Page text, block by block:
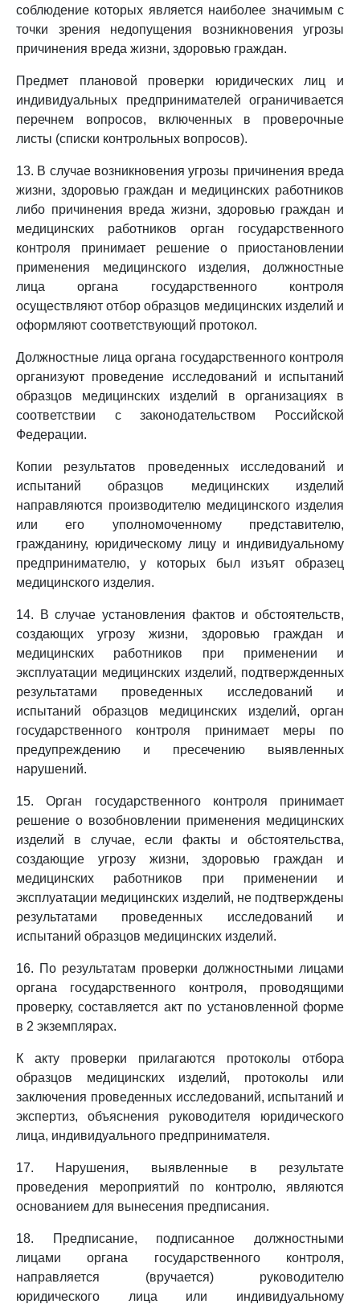
соблюдение которых является наиболее значимым с
точки зрения недопущения возникновения угрозы
причинения вреда жизни, здоровью граждан.
Предмет плановой проверки юридических лиц и
индивидуальных предпринимателей ограничивается
перечнем вопросов, включенных в проверочные
листы (списки контрольных вопросов).
13. В случае возникновения угрозы причинения вреда
жизни, здоровью граждан и медицинских работников
либо причинения вреда жизни, здоровью граждан и
медицинских работников орган государственного
контроля принимает решение о приостановлении
применения медицинского изделия, должностные
лица органа государственного контроля
осуществляют отбор образцов медицинских изделий и
оформляют соответствующий протокол.
Должностные лица органа государственного контроля
организуют проведение исследований и испытаний
образцов медицинских изделий в организациях в
соответствии с законодательством Российской
Федерации.
Копии результатов проведенных исследований и
испытаний образцов медицинских изделий
направляются производителю медицинского изделия
или его уполномоченному представителю,
гражданину, юридическому лицу и индивидуальному
предпринимателю, у которых был изъят образец
медицинского изделия.
14. В случае установления фактов и обстоятельств,
создающих угрозу жизни, здоровью граждан и
медицинских работников при применении и
эксплуатации медицинских изделий, подтвержденных
результатами проведенных исследований и
испытаний образцов медицинских изделий, орган
государственного контроля принимает меры по
предупреждению и пресечению выявленных
нарушений.
15. Орган государственного контроля принимает
решение о возобновлении применения медицинских
изделий в случае, если факты и обстоятельства,
создающие угрозу жизни, здоровью граждан и
медицинских работников при применении и
эксплуатации медицинских изделий, не подтверждены
результатами проведенных исследований и
испытаний образцов медицинских изделий.
16. По результатам проверки должностными лицами
органа государственного контроля, проводящими
проверку, составляется акт по установленной форме
в 2 экземплярах.
К акту проверки прилагаются протоколы отбора
образцов медицинских изделий, протоколы или
заключения проведенных исследований, испытаний и
экспертиз, объяснения руководителя юридического
лица, индивидуального предпринимателя.
17. Нарушения, выявленные в результате
проведения мероприятий по контролю, являются
основанием для вынесения предписания.
18. Предписание, подписанное должностными
лицами органа государственного контроля,
направляется (вручается) руководителю
юридического лица или индивидуальному